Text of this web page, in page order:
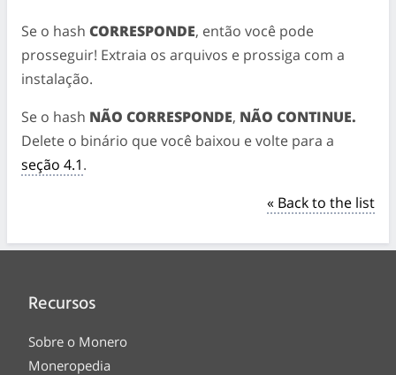
Se o hash CORRESPONDE, então você pode
prosseguir! Extraia os arquivos e prossiga com a
instalação.
Se o hash NÃO CORRESPONDE, NÃO CONTINUE.
Delete o binário que você baixou e volte para a
seção 4.1.
« Back to the list
Recursos
Sobre o Monero
Moneropedia